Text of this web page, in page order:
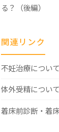
る？（後編）
関連リンク
不妊治療について
体外受精について
着床前診断・着